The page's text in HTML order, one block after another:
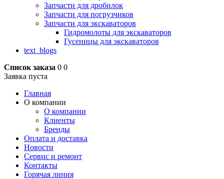
Запчасти для дробилок
Запчасти для погрузчиков
Запчасти для экскаваторов
Гидромолоты для экскаваторов
Гусеницы для экскаваторов
text_blogs
Список заказа 0 0
Заявка пуста
Главная
О компании
О компании
Клиенты
Бренды
Оплата и доставка
Новости
Сервис и ремонт
Контакты
Горячая линия